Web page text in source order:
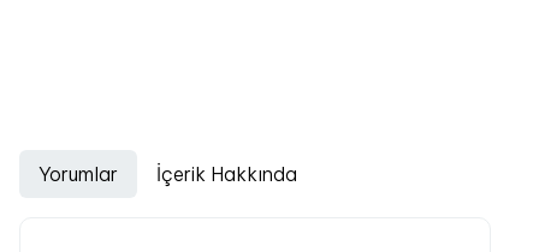
Yorumlar İçerik Hakkında